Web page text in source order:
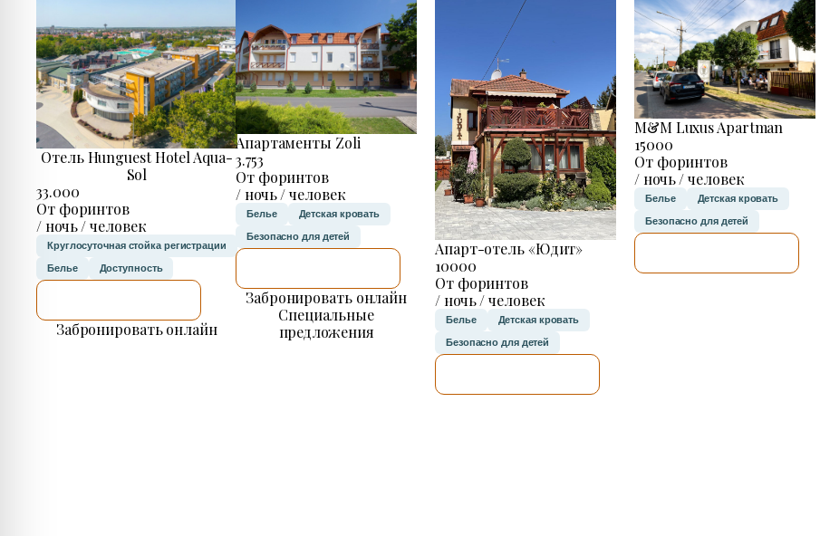
Отель Hunguest Hotel Aqua-
Sol
33.000
От форинтов
/ ночь / человек
Круглосуточная стойка регистрации
Белье Доступность
Забронировать онлайн
Апартаменты Zoli
3.753
От форинтов
/ ночь / человек
Белье Детская кровать
Безопасно для детей
Забронировать онлайн
Специальные
предложения
Апарт-отель «Юдит»
10000
От форинтов
/ ночь / человек
Белье Детская кровать
Безопасно для детей
M&M Luxus Apartman
15000
От форинтов
/ ночь / человек
Белье Детская кровать
Безопасно для детей